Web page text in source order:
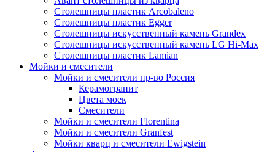
Столешницы пластик Arcobaleno
Столешницы пластик Egger
Столешницы искусственный камень Grandex
Столешницы искусственный камень LG Hi-Max
Столешницы пластик Lamian
Мойки и смесители
Мойки и смесители пр-во Россия
Керамогранит
Цвета моек
Смесители
Мойки и смесители Florentina
Мойки и смесители Granfest
Мойки кварц и смесители Ewigstein